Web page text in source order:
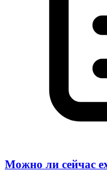
Можно ли сейчас